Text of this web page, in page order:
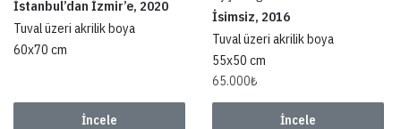
İstanbul’dan İzmir’e, 2020
Tuval üzeri akrilik boya
60x70 cm
İncele
İsimsiz, 2016
Tuval üzeri akrilik boya
55x50 cm
65.000₺
İncele